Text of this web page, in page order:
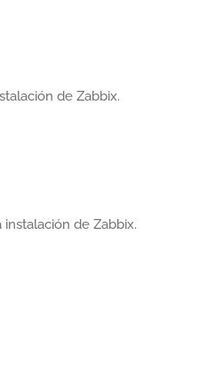
de Zabbix.
de Zabbix.